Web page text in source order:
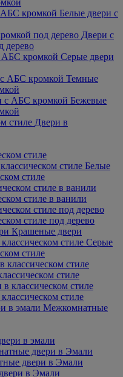
Белые двери с
Двери с
дерево
Серые двери
Темные
Бежевые
Двери в
стиле
Белые
стиле
стиле в ванили
стиле под дерево
Крашеные двери
Серые
стиле
стиле
стиле
Межкомнатные
в эмали
двери в Эмали